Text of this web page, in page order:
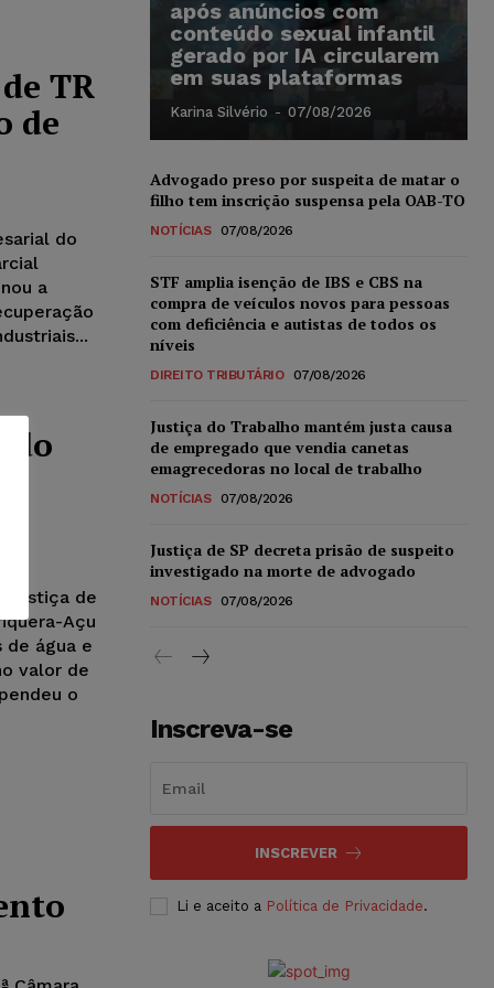
TR
de
do
a
Justiça de
Açu
de água e
valor de
o
após anúncios com
conteúdo sexual infantil
gerado por IA circularem
em suas plataformas
Karina Silvério - 07/08/2026
Advogado preso por suspeita de matar o
filho tem inscrição suspensa pela OAB-TO
NOTÍCIAS 07/08/2026
STF amplia isenção de IBS e CBS na
compra de veículos novos para pessoas
com deficiência e autistas de todos os
níveis
DIREITO TRIBUTÁRIO 07/08/2026
Justiça do Trabalho mantém justa causa
de empregado que vendia canetas
emagrecedoras no local de trabalho
NOTÍCIAS 07/08/2026
Justiça de SP decreta prisão de suspeito
investigado na morte de advogado
NOTÍCIAS 07/08/2026
Inscreva-se
INSCREVER
Li e aceito a Política de Privacidade.